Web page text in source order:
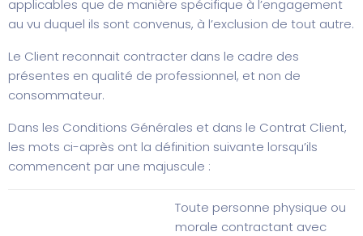
applicables que de manière spécifique à l’engagement
au vu duquel ils sont convenus, à l’exclusion de tout autre.
Le Client reconnait contracter dans le cadre des
présentes en qualité de professionnel, et non de
consommateur.
Dans les Conditions Générales et dans le Contrat Client,
les mots ci-après ont la définition suivante lorsqu’ils
commencent par une majuscule :
Toute personne physique ou
morale contractant avec